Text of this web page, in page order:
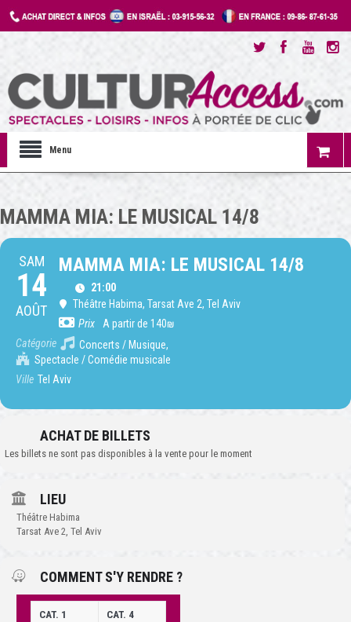
Menu
MAMMA MIA: LE MUSICAL 14/8
SAM
14
AOÛT
MAMMA MIA: LE MUSICAL 14/8
21:00
Théâtre Habima, Tarsat Ave 2, Tel Aviv
Prix
A partir de 140₪
Catégorie
Concerts / Musique,
Spectacle / Comédie musicale
Ville Tel Aviv
ACHAT DE BILLETS
Les billets ne sont pas disponibles à la vente pour le moment
LIEU
Théâtre Habima
Tarsat Ave 2, Tel Aviv
COMMENT S'Y RENDRE ?
CAT. 1 CAT. 4